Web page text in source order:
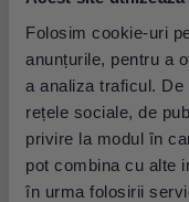
Folosim cookie-uri
anunțurile, pentru a
a analiza traficul.
rețele sociale, de
privire la modul în
pot combina cu alte
în urma folosirii
deficit de
(ciroză biliară,
pancreatică
boala celiacă);
boli hepatice
active de
pierderi
dializă
unele